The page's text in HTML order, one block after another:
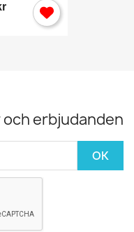
erbjudanden